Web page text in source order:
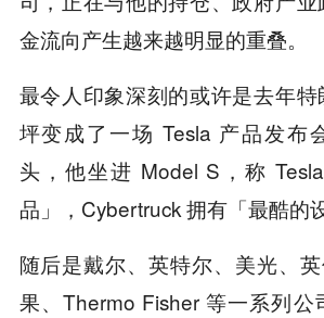
金流向产生越来越明显的重叠。
最令人印象深刻的或许是去年
坪变成了一场 Tesla 产品发布
头，他坐进 Model S，称
品」，Cybertruck 拥有「最酷的
随后是戴尔、英特尔、美光、
果、Thermo Fisher 等一系列公